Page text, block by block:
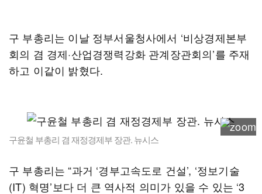
구 부총리는 이날 정부서울청사에서 ‘비상경제본부
회의 겸 경제·산업경쟁력강화 관계장관회의’를 주재
하고 이같이 밝혔다.
구윤철 부총리 겸 재정경제부 장관. 뉴시스
구 부총리는 “과거 ‘경부고속도로 건설’, ‘정보기술
(IT) 혁명’보다 더 큰 역사적 의미가 있을 수 있는 ‘3